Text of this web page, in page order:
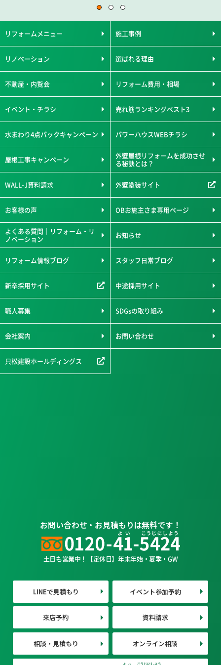
リフォームメニュー 施工事例
リノベーション 選ばれる理由
不動産・内覧会 リフォーム費用・相場
イベント・チラシ 売れ筋ランキングベスト3
水まわり4点パックキャンペーン パワーハウスWEBチラシ
屋根工事キャンペーン
外壁屋根リフォームを成功させ
る秘訣とは？
WALL-J資料請求 外壁塗装サイト
お客様の声 OBお施主さま専用ページ
よくある質問｜リフォーム・リ
ノベーション
お知らせ
リフォーム情報ブログ スタッフ日常ブログ
新卒採用サイト 中途採用サイト
職人募集 SDGsの取り組み
会社案内 お問い合わせ
只松建設ホールディングス
お問い合わせ・お見積もりは無料です！
土日も営業中！【定休日】年末年始・夏季・GW
LINEで見積もり イベント参加予約
来店予約 資料請求
相談・見積もり オンライン相談